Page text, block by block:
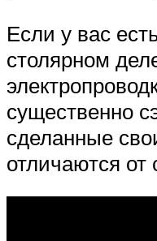
Если у вас
столярном
существенно
сделанные
отличаются от